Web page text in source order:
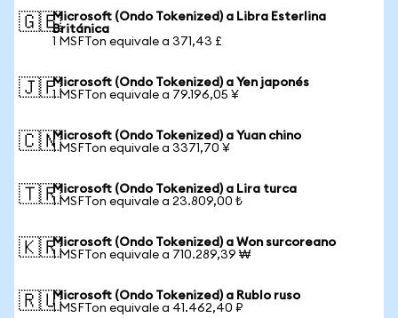
🇬🇧Microsoft (Ondo Tokenized) a Libra Esterlina
Británica
1 MSFTon equivale a 371,43 £
🇯🇵Microsoft (Ondo Tokenized) a Yen japonés
1 MSFTon equivale a 79.196,05 ¥
🇨🇳Microsoft (Ondo Tokenized) a Yuan chino
1 MSFTon equivale a 3371,70 ¥
🇹🇷Microsoft (Ondo Tokenized) a Lira turca
1 MSFTon equivale a 23.809,00 ₺
🇰🇷Microsoft (Ondo Tokenized) a Won surcoreano
1 MSFTon equivale a 710.289,39 ₩
🇷🇺Microsoft (Ondo Tokenized) a Rublo ruso
1 MSFTon equivale a 41.462,40 ₽